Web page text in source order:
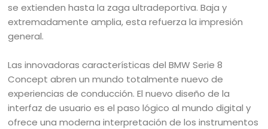
se extienden hasta la zaga ultradeportiva. Baja y
extremadamente amplia, esta refuerza la impresión
general.
Las innovadoras características del BMW Serie 8
Concept abren un mundo totalmente nuevo de
experiencias de conducción. El nuevo diseño de la
interfaz de usuario es el paso lógico al mundo digital y
ofrece una moderna interpretación de los instrumentos